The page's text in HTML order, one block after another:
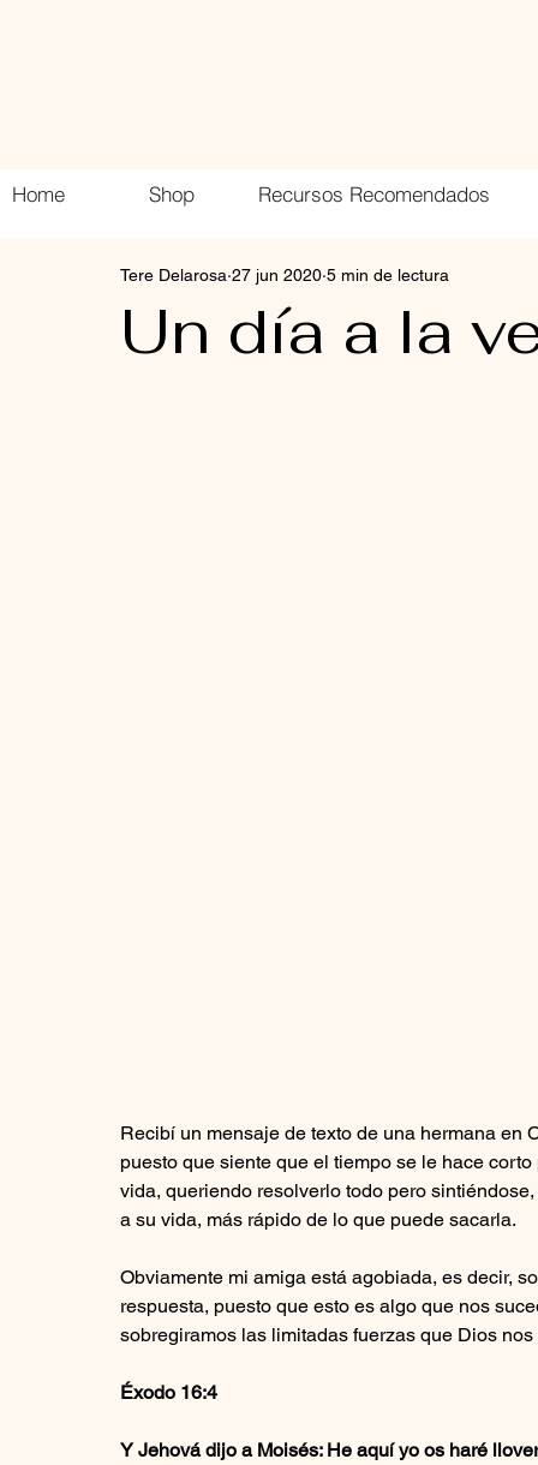
Home Shop Recursos Recomendados
Un día a la
Tere Delarosa 27 jun 2020 5 min de lectura
Recibí un mensaje de texto de una hermana en
puesto que siente que el tiempo se le hace
vida, queriendo resolverlo todo pero
a su vida, más rápido de lo que puede sacarla.
Obviamente mi amiga está agobiada, es decir,
respuesta, puesto que esto es algo que nos
sobregiramos las limitadas fuerzas que Dios
Éxodo 16:4
Y Jehová dijo a Moisés: He aquí yo os haré